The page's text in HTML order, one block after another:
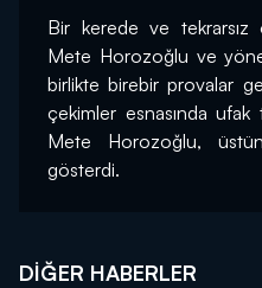
Bir kerede ve
Mete Horozoğlu ve
birlikte birebir provalar
çekimler esnasında
Mete Horozoğlu,
gösterdi.
DIĞER HABERLER